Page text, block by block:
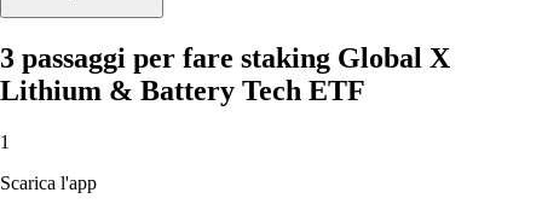
3 passaggi per fare staking Global X
Lithium & Battery Tech ETF
1
Scarica l'app